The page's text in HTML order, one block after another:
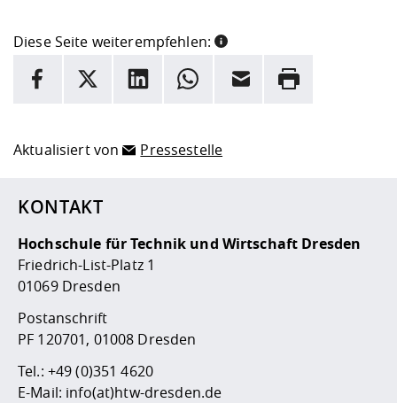
Diese Seite weiterempfehlen:
INFORMATION
Facebook
X LinkedInWhatsappE-Mail Drucken
Aktualisiert von Pressestelle
KONTAKT
Hochschule für Technik und Wirtschaft Dresden
Friedrich-List-Platz 1
01069 Dresden
Postanschrift
PF 120701, 01008 Dresden
Tel.: +49 (0)351 4620
E-Mail: info(at)htw-dresden.de